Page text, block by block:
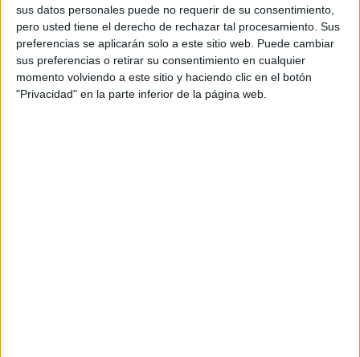
sus datos personales puede no requerir de su consentimiento,
pero usted tiene el derecho de rechazar tal procesamiento. Sus
preferencias se aplicarán solo a este sitio web. Puede cambiar
sus preferencias o retirar su consentimiento en cualquier
momento volviendo a este sitio y haciendo clic en el botón
"Privacidad" en la parte inferior de la página web.
personas haciendo que se salten su confinamiento para la
realización de dichas pruebas", teniendo conocimiento
desde el MDyC, "que no sólo se les pide que acudan en
su propio vehículos con los convivientes, sino que
aquellos que no tienen vehículo propio se les recomienda